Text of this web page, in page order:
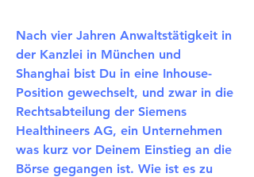
​Nach vier Jahren Anwaltstätigkeit in
der Kanzlei in München und
Shanghai bist Du in eine Inhouse-
Position gewechselt, und zwar in die
Rechtsabteilung der Siemens
Healthineers AG, ein Unternehmen
was kurz vor Deinem Einstieg an die
Börse gegangen ist. Wie ist es zu